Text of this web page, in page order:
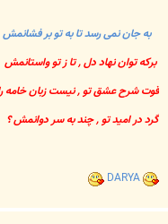
به جان نمی رسد تا به تو بر فشانمش
برکه توان نهاد دل , تا ز تو واستانمش
قوت شرح عشق تو , نیست زبان خامه را
گرد در امید تو , چند به سر دوانمش ؟
DARYA